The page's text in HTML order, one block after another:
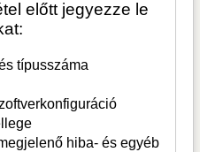
előtt jegyezze le
típusszáma
hiba- és egyéb